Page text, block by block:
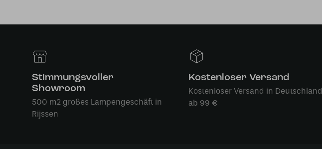
Stimmungsvoller
Showroom
500 m2 großes Lampengeschäft in
Rijssen
Kostenloser Versand
Kostenloser Versand in Deutschland
ab 99 €